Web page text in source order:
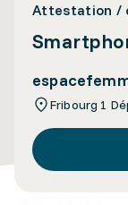
Attestation /
Fribourg 1